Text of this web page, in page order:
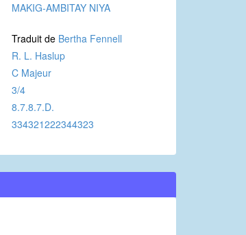
MAKIG-AMBITAY NIYA
Traduit de Bertha Fennell
R. L. Haslup
C Majeur
3/4
8.7.8.7.D.
334321222344323